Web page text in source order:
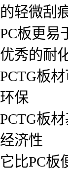
的轻微刮
PC板更易
优秀的耐
PCTG板
环保
PCTG板
经济性
它比PC板